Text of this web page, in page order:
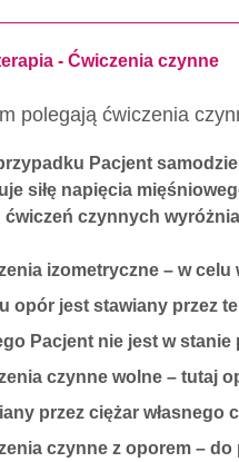
- Ćwiczenia czynne
polegają ćwiczenia
Pacjent
siłę napięcia
ćwiczeń czynnych
izometryczne – w celu
opór jest stawiany przez
Pacjent nie jest w stanie
czynne wolne – tutaj
przez ciężar własnego
czynne z oporem – do